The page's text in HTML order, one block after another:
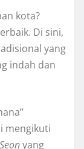
kota?
Di sini,
yang
indah dan
mengikuti
Seonyang